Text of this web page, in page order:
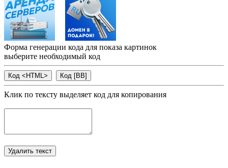
Форма генерации кода для показа картинок
выберите необходимый код
Клик по тексту выделяет код для копирования